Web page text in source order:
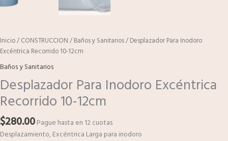
Inicio/CONSTRUCCION /Baños y Sanitarios/ Desplazador Para Inodoro
Excéntrica Recorrido 10-12cm
Baños y Sanitarios
Desplazador Para Inodoro Excéntrica
Recorrido 10-12cm
$280.00Pague hasta en 12 cuotas
Desplazamiento, Excéntrica Larga para inodoro